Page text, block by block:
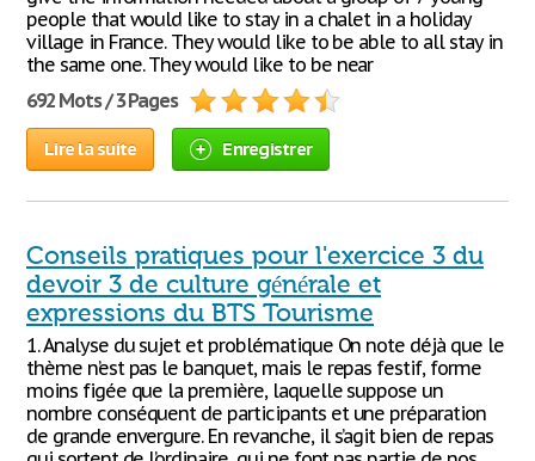
people that would like to stay in a chalet in a holiday
village in France. They would like to be able to all stay in
the same one. They would like to be near
692 Mots / 3 Pages
Lire la suite Enregistrer
Conseils pratiques pour l'exercice 3 du
devoir 3 de culture générale et
expressions du BTS Tourisme
1. Analyse du sujet et problématique On note déjà que le
thème n’est pas le banquet, mais le repas festif, forme
moins figée que la première, laquelle suppose un
nombre conséquent de participants et une préparation
de grande envergure. En revanche, il s’agit bien de repas